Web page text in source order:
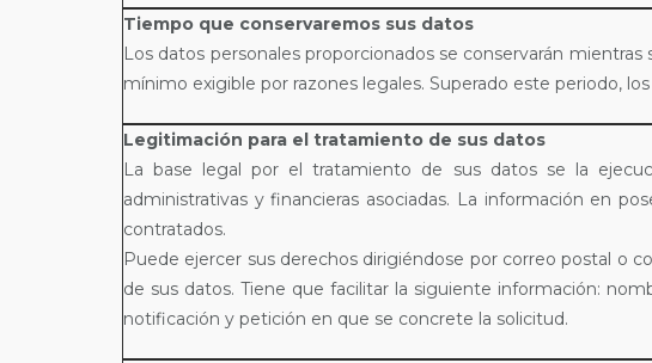
Tiempo que conservaremos sus datos
Los datos personales proporcionados se conservarán
mínimo exigible por razones legales. Superado este periodo,
Legitimación para el tratamiento de sus datos
La base legal por el tratamiento de sus datos se la
administrativas y financieras asociadas. La información en
contratados.
Puede ejercer sus derechos dirigiéndose por correo postal o
de sus datos. Tiene que facilitar la siguiente información:
notificación y petición en que se concrete la solicitud.